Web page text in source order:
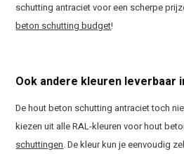
schutting antraciet voor een scherpe
beton schutting budget!
Ook andere kleuren leverbaar
De hout beton schutting antraciet toch
kiezen uit alle RAL-kleuren voor hout
schuttingen. De kleur kun je eenvoudig